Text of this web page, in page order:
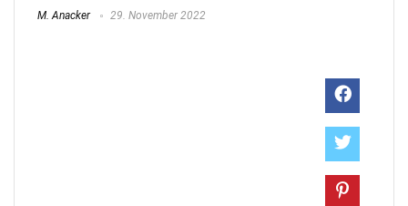
M. Anacker 29. November 2022